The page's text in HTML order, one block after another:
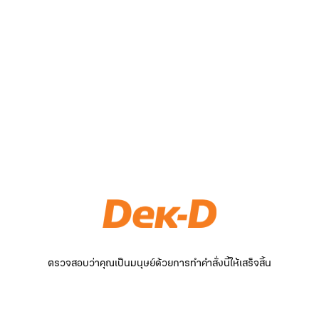
ตรวจสอบว่าคุณเป็นมนุษย์ด้วยการทำคำสั่งนี้ให้เสร็จสิ้น